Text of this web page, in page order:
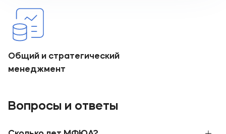
Общий и стратегический
менеджмент
Вопросы и ответы